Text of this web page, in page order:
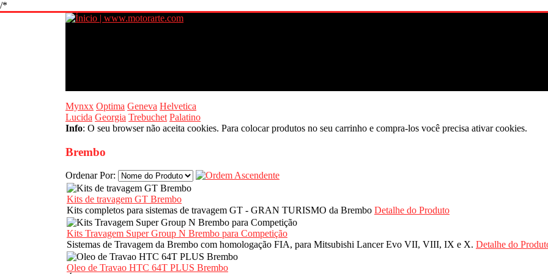
/*
Mynxx Optima Geneva Helvetica
Lucida Georgia Trebuchet Palatino
Info: O seu browser não aceita cookies. Para colocar produtos no seu carrinho e compra-los você precisa ativar cookies.
Brembo
Ordenar Por:
Kits de travagem GT Brembo
Kits completos para sistemas de travagem GT - GRAN TURISMO da Brembo Detalhe do Produto
Kits Travagem Super Group N Brembo para Competição
Sistemas de Travagem da Brembo com homologação FIA, para Mitsubishi Lancer Evo VII, VIII, IX e X. Detalhe do
Oleo de Travao HTC 64T PLUS Brembo